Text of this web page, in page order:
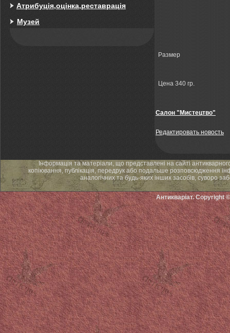
Атрибуція,оцінка,реставрація
Музей
Размер
Цена 340 гр.
Салон "Мистецтво"
Редактировать новость
Інформація та матеріали, що представлені на сайті
копіювання, публікація, передрук або подальше розповсюдження
аналогічних та будь-яких інших засобів, суворо
Антикваріат. Copyright